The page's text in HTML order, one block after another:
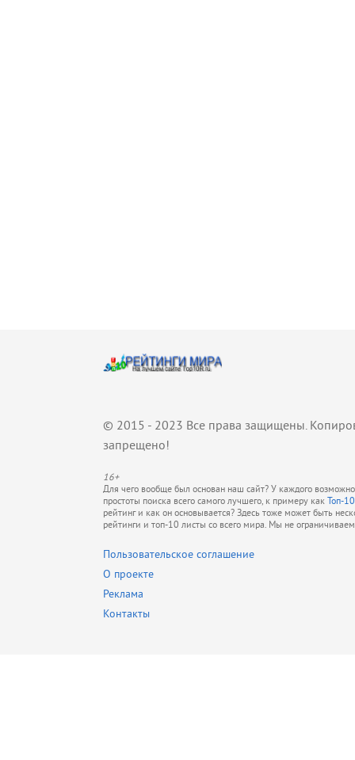
© 2015 - 2023 Все права защищены.
запрещено!
16+
Для чего вообще был основан наш сайт? У каждого
простоты поиска всего самого лучшего, к примеру как Топ-
рейтинг и как он основывается? Здесь тоже может быть
рейтинги и топ-10 листы со всего мира. Мы не
Пользовательское соглашение
О проекте
Реклама
Контакты